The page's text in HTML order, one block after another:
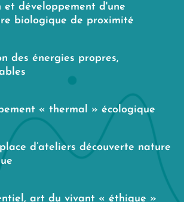
et développement d'une
biologique de proximité
des énergies propres,
« thermal » écologique
d’ateliers découverte nature
art du vivant « éthique »